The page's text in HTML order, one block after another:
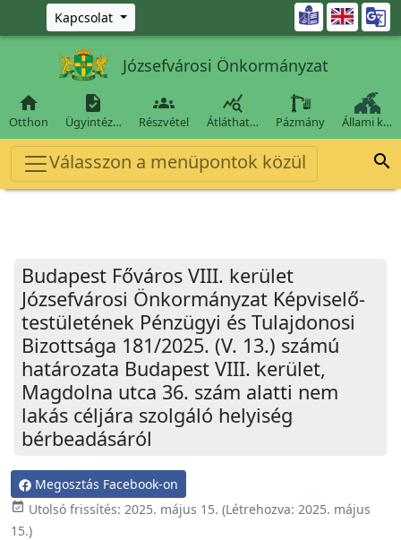
Ugrás a fő tartalomra
Kapcsolat 
Józsefvárosi Önkormányzat

Otthon

Ügyintéz…

Részvétel

Átláthat… Pázmány Állami k…
Válasszon a menüpontok közül 
Budapest Főváros VIII. kerület
Józsefvárosi Önkormányzat Képviselő-
testületének Pénzügyi és Tulajdonosi
Bizottsága 181/2025. (V. 13.) számú
határozata Budapest VIII. kerület,
Magdolna utca 36. szám alatti nem
lakás céljára szolgáló helyiség
bérbeadásáról
Megosztás Facebook-on
event_available Utolsó frissítés: 2025. május 15. (Létrehozva: 2025. május
15.)